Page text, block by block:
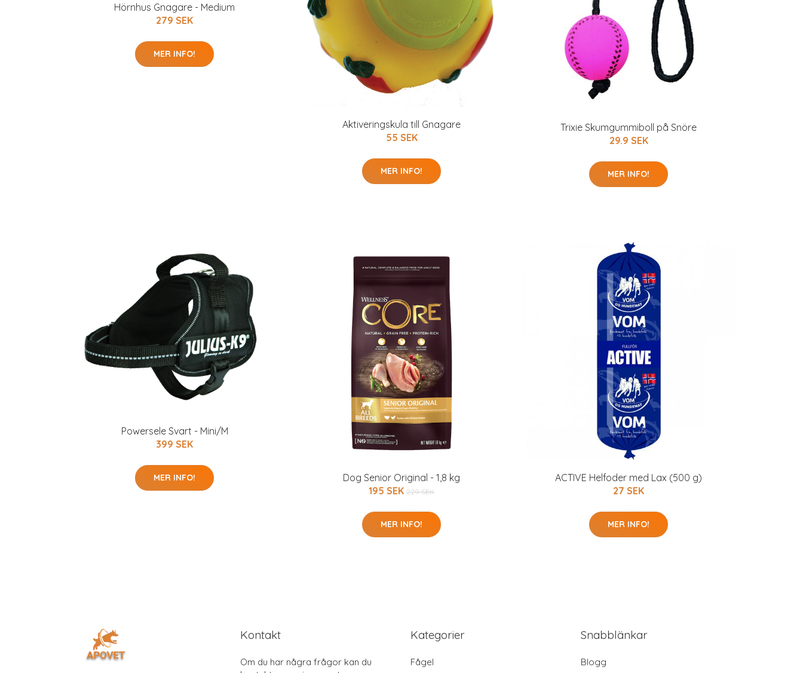
Hörnhus Gnagare - Medium
279 SEK
MER INFO!
Aktiveringskula till Gnagare
55 SEK
MER INFO!
Trixie Skumgummiboll på Snöre
29.9 SEK
MER INFO!
Powersele Svart - Mini/M
399 SEK
MER INFO!
Dog Senior Original - 1,8 kg
195 SEK 229 SEK
MER INFO!
ACTIVE Helfoder med Lax (500 g)
27 SEK
MER INFO!
Kontakt
Om du har några frågor kan du
Kategorier
Fågel
Snabblänkar
Blogg